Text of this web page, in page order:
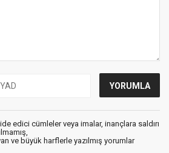
edici cümleler veya imalar, inançlara saldırı
ve büyük harflerle yazılmış yorumlar